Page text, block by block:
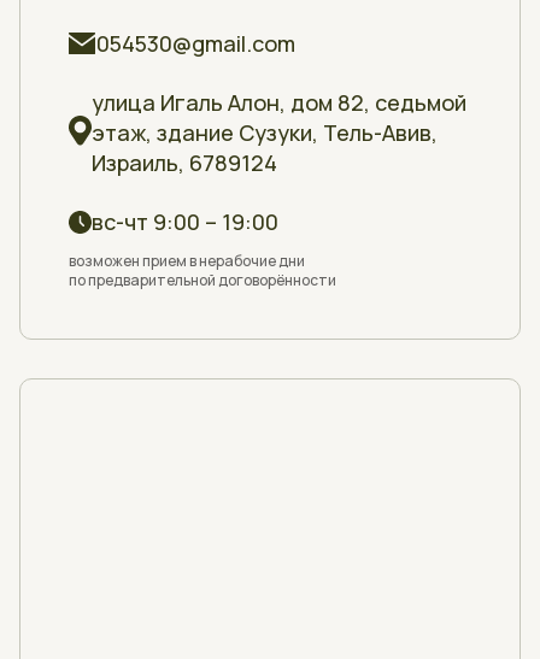
054530@gmail.com
улица Игаль Алон, дом 82, седьмой
этаж, здание Сузуки, Тель-Авив,
Израиль, 6789124
вс-чт 9:00 – 19:00
возможен прием в нерабочие дни
по предварительной договорённости